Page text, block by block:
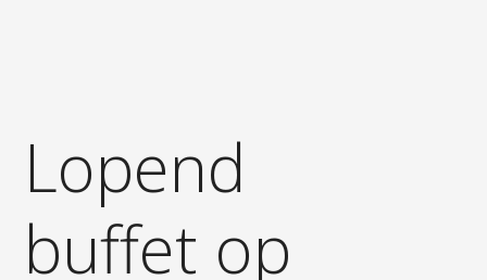
Lopend
buffet op